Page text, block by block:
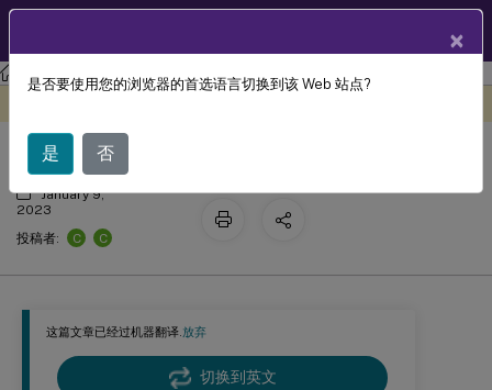
Profile Management Profile Management 2106
这篇文章已经过机器翻译.放弃
切换到英文
启用 Profile Management
January 9,
2023
投稿者:
C C
×
是否要使用您的浏览器的首选语言切换到该 Web 站点?
是 否